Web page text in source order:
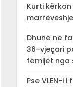
Kurti
Dhunë në
36-vjeçari
fëmijët nga
Pse VLEN-i